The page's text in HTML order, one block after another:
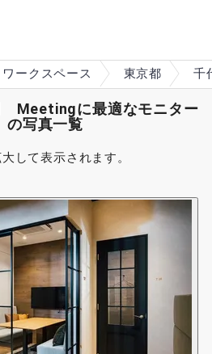
ワークスペース 東京都 千
Meetingに最適なモニター
の写真一覧
して表示されます。